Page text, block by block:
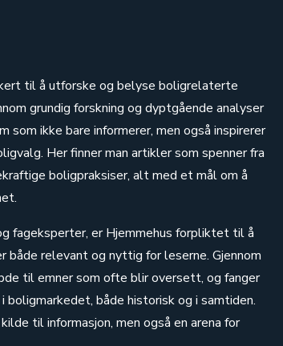
til å utforske og belyse boligrelaterte
grundig forskning og dyptgående analyser
ikke bare informerer, men også inspirerer
Her finner man artikler som spenner fra
boligpraksiser, alt med et mål om å
fageksperter, er Hjemmehus forpliktet til å
både relevant og nyttig for leserne. Gjennom
til emner som ofte blir oversett, og fanger
boligmarkedet, både historisk og i samtiden.
til informasjon, men også en arena for